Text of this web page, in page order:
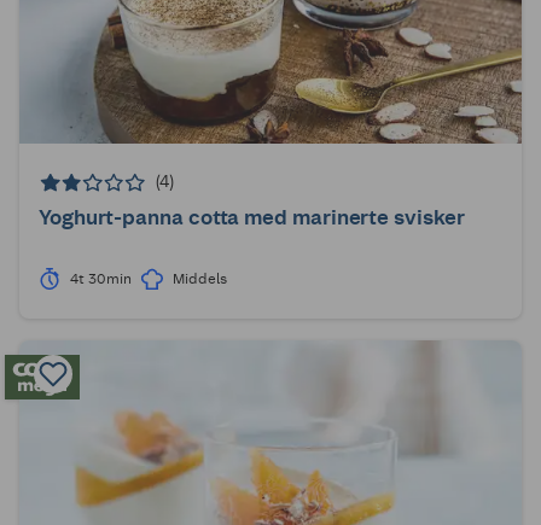
(4)
Yoghurt-panna cotta med marinerte svisker
4t 30min Middels